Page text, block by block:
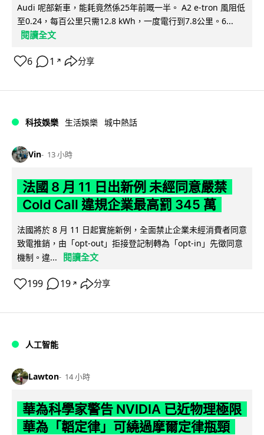
Audi 呢部新車，能耗竟然係25年前嘅一半。 A2 e-tron 風阻低
至0.24，每百公里只需12.8 kWh，一度電行到7.8公里。6...
閱讀全文
6 1 ↗ 分享
科技娛樂 生活娛樂 城中熱話
Vin 13 小時
法國 8 月 11 日出新例 未經同意嚴禁
Cold Call 違規企業最高罰 345 萬
法國將於 8 月 11 日起實施新例，全面禁止企業未經消費者同意
致電推銷，由「opt-out」拒接登記制轉為「opt-in」先徵同意
機制。違...
閱讀全文
199 19 ↗ 分享
人工智能
Lawton 14 小時
華為科學家警告 NVIDIA 已近物理極限
華為「韜定律」可繞過摩爾定律瓶頸